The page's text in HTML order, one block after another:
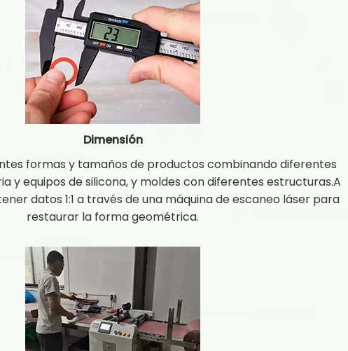
Dimensión
formas y tamaños de productos combinando diferentes
y equipos de silicona, y moldes con diferentes estructuras.A
datos 1:1 a través de una máquina de escaneo láser para
restaurar la forma geométrica.